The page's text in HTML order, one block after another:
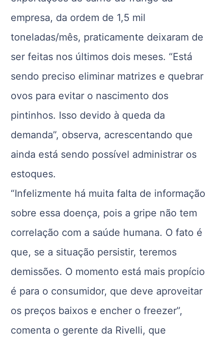
empresa, da ordem de 1,5 mil
toneladas/mês, praticamente deixaram de
ser feitas nos últimos dois meses. “Está
sendo preciso eliminar matrizes e quebrar
ovos para evitar o nascimento dos
pintinhos. Isso devido à queda da
demanda”, observa, acrescentando que
ainda está sendo possível administrar os
estoques.
“Infelizmente há muita falta de informação
sobre essa doença, pois a gripe não tem
correlação com a saúde humana. O fato é
que, se a situação persistir, teremos
demissões. O momento está mais propício
é para o consumidor, que deve aproveitar
os preços baixos e encher o freezer”,
comenta o gerente da Rivelli, que